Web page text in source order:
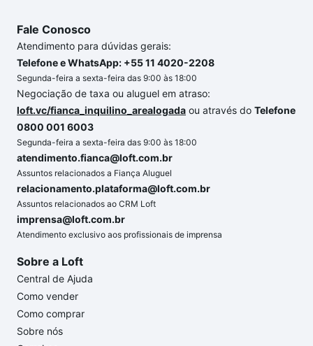
Fale Conosco
Atendimento para dúvidas gerais:
Telefone e WhatsApp: +55 11 4020-2208
Segunda-feira a sexta-feira das 9:00 às 18:00
Negociação de taxa ou aluguel em atraso:
loft.vc/fianca_inquilino_arealogada ou através do Telefone
0800 001 6003
Segunda-feira a sexta-feira das 9:00 às 18:00
atendimento.fianca@loft.com.br
Assuntos relacionados a Fiança Aluguel
relacionamento.plataforma@loft.com.br
Assuntos relacionados ao CRM Loft
imprensa@loft.com.br
Atendimento exclusivo aos profissionais de imprensa
Sobre a Loft
Central de Ajuda
Como vender
Como comprar
Sobre nós